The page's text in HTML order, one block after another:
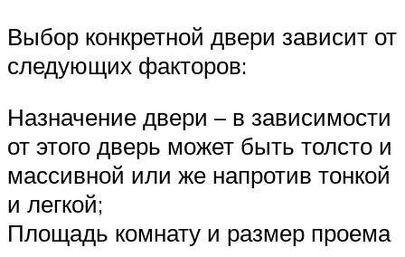
Выбор конкретной двери зависит от
следующих факторов:
Назначение двери – в зависимости
от этого дверь может быть толсто и
массивной или же напротив тонкой
и легкой;
Площадь комнату и размер проема